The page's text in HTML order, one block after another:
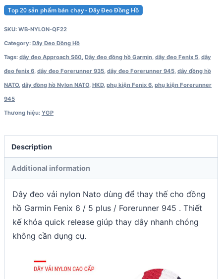
Approach
quantity
Top 20 sản phẩm bán chạy - Dây Đeo Đồng Hồ
SKU: WB-NYLON-QF22
Category: Dây Đeo Đồng Hồ
Tags: dây đeo Approach S60, Dây đeo đồng hồ Garmin, dây đeo Fenix 5, dây
đeo fenix 6, dây đeo Forerunner 935, dây đeo Forerunner 945, dây đồng hồ
NATO, dây đồng hồ Nylon NATO, HKD, phụ kiện Fenix 6, phụ kiện Forerunner
945
Thương hiệu: YGP
Description
Additional information
Dây đeo vải nylon Nato dùng để thay thế cho đồng
hồ Garmin Fenix 6 / 5 plus / Forerunner 945 . Thiết
kế khóa quick release giúp thay dây nhanh chóng
không cần dụng cụ.